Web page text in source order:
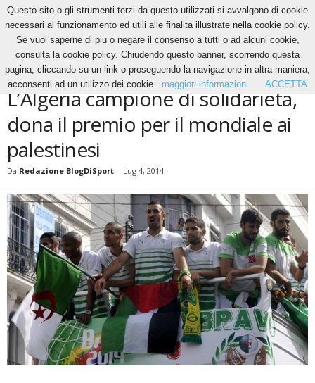
News
L’Algeria campione di solidarietà, dona il premio per il mondiale ai
palestinesi
NEWS
L’Algeria campione di solidarietà,
dona il premio per il mondiale ai
palestinesi
Da Redazione BlogDiSport - Lug 4, 2014
Questo sito o gli strumenti terzi da questo utilizzati si avvalgono di cookie
necessari al funzionamento ed utili alle finalita illustrate nella cookie policy.
Se vuoi saperne di piu o negare il consenso a tutti o ad alcuni cookie,
consulta la cookie policy. Chiudendo questo banner, scorrendo questa
pagina, cliccando su un link o proseguendo la navigazione in altra maniera,
acconsenti ad un utilizzo dei cookie.
maggiori informazioni ACCETTA